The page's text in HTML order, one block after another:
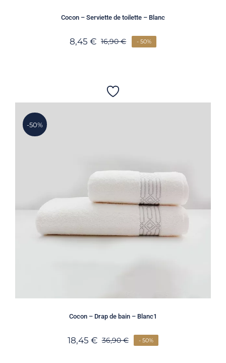
Cocon – Serviette de toilette – Blanc
16,90€
8,45€ - 50%
-50%
Cocon – Drap de bain – Blanc1
36,90€
18,45 € - 50%